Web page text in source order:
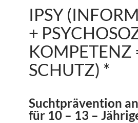
IPSY
+
KOMPETENZ
SCHUTZ) *
Suchtprävention
für 10 – 13 –